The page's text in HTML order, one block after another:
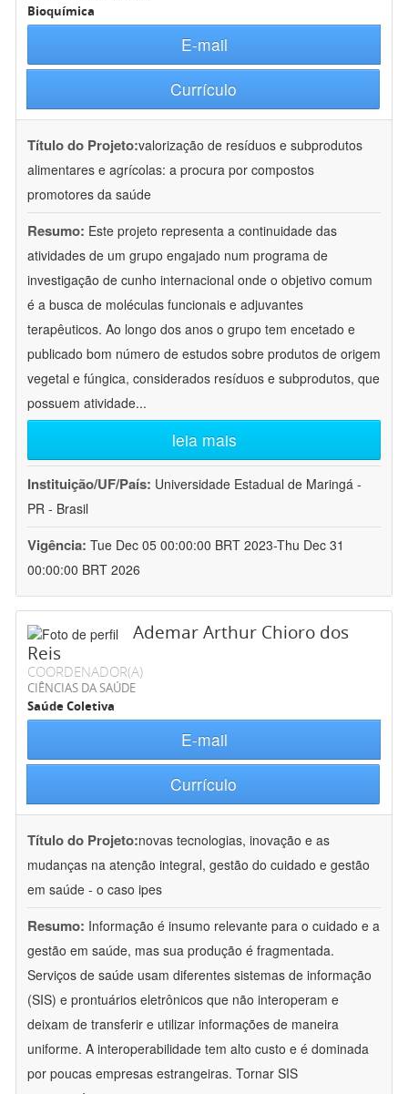
Bioquímica
E-mail
Currículo
Título do Projeto:valorização de resíduos e subprodutos
alimentares e agrícolas: a procura por compostos
promotores da saúde
Resumo: Este projeto representa a continuidade das
atividades de um grupo engajado num programa de
investigação de cunho internacional onde o objetivo comum
é a busca de moléculas funcionais e adjuvantes
terapêuticos. Ao longo dos anos o grupo tem encetado e
publicado bom número de estudos sobre produtos de origem
vegetal e fúngica, considerados resíduos e subprodutos, que
possuem atividade...
leia mais
Instituição/UF/País: Universidade Estadual de Maringá -
PR - Brasil
Vigência: Tue Dec 05 00:00:00 BRT 2023-Thu Dec 31
00:00:00 BRT 2026
Ademar Arthur Chioro dos
Reis
COORDENADOR(A)
CIÊNCIAS DA SAÚDE
Saúde Coletiva
E-mail
Currículo
Título do Projeto:novas tecnologias, inovação e as
mudanças na atenção integral, gestão do cuidado e gestão
em saúde - o caso ipes
Resumo: Informação é insumo relevante para o cuidado e a
gestão em saúde, mas sua produção é fragmentada.
Serviços de saúde usam diferentes sistemas de informação
(SIS) e prontuários eletrônicos que não interoperam e
deixam de transferir e utilizar informações de maneira
uniforme. A interoperabilidade tem alto custo e é dominada
por poucas empresas estrangeiras. Tornar SIS